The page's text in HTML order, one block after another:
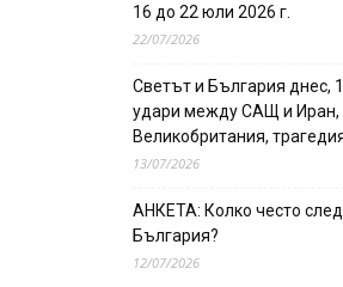
16 до 22 юли 2026 г.
22/07/2026
Светът и България днес,
удари между САЩ и Иран,
Великобритания,
13/07/2026
АНКЕТА: Колко често
България?
12/07/2026